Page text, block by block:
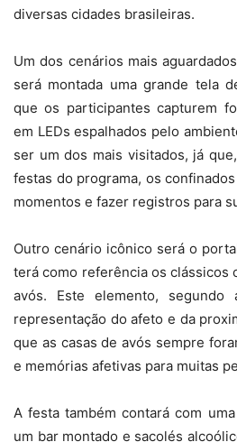
diversas cidades brasileiras.
Um dos cenários mais
será montada uma grande tela
que os participantes capturem
em LEDs espalhados pelo
ser um dos mais visitados, já
festas do programa, os
momentos e fazer registros para
Outro cenário icônico será o
terá como referência os clássicos
avós. Este elemento, segundo
representação do afeto e da
que as casas de avós sempre
e memórias afetivas para muitas
A festa também contará com
um bar montado e sacolés